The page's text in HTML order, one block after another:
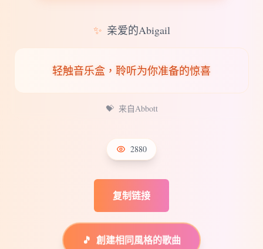
✨ 亲爱的Abigail
轻触音乐盒，聆听为你准备的惊喜
💝 来自Abbott
2880
复制链接
🎵 創建相同風格的歌曲